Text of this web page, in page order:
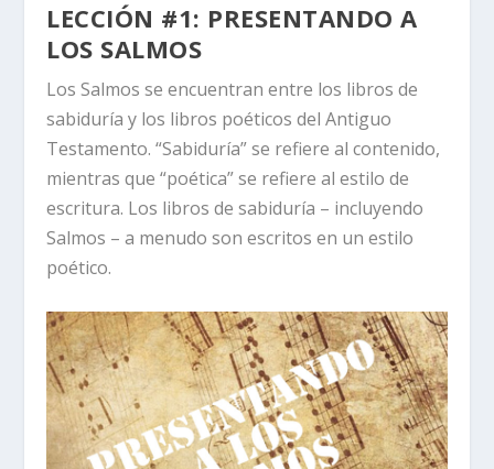
LECCIÓN #1: PRESENTANDO A
LOS SALMOS
Los Salmos se encuentran entre los libros de
sabiduría y los libros poéticos del Antiguo
Testamento. “Sabiduría” se refiere al contenido,
mientras que “poética” se refiere al estilo de
escritura. Los libros de sabiduría – incluyendo
Salmos – a menudo son escritos en un estilo
poético.